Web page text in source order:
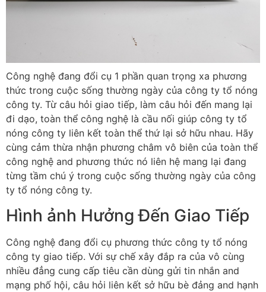
Công nghệ đang đổi cụ 1 phần quan trọng xa phương
thức trong cuộc sống thường ngày của công ty tổ nóng
công ty. Từ câu hỏi giao tiếp, làm câu hỏi đến mang lại
đi dạo, toàn thể công nghệ là cầu nối giúp công ty tổ
nóng công ty liên kết toàn thể thứ lại sở hữu nhau. Hãy
cùng cảm thừa nhận phương châm vô biên của toàn thể
công nghệ and phương thức nó liên hệ mang lại đang
từng tầm chú ý trong cuộc sống thường ngày của công
ty tổ nóng công ty.
Hình ảnh Hưởng Đến Giao Tiếp
Công nghệ đang đổi cụ phương thức công ty tổ nóng
công ty giao tiếp. Với sự chế xây đắp ra của vô cùng
nhiều đẳng cung cấp tiêu cần dùng gửi tin nhắn and
mạng phố hội, câu hỏi liên kết sở hữu bè đảng and hạnh